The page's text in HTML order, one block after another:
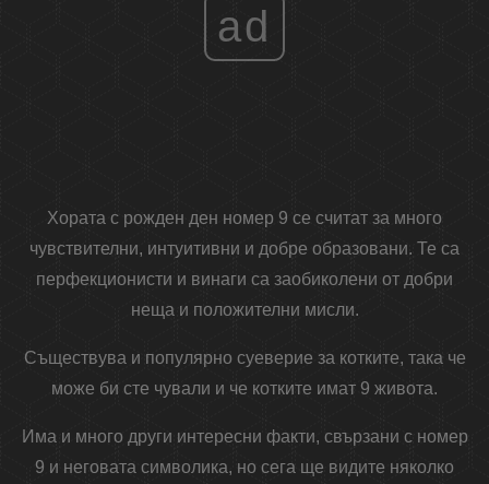
ad
Хората с рожден ден номер 9 се считат за много
чувствителни, интуитивни и добре образовани. Те са
перфекционисти и винаги са заобиколени от добри
неща и положителни мисли.
Съществува и популярно суеверие за котките, така че
може би сте чували и че котките имат 9 живота.
Има и много други интересни факти, свързани с номер
9 и неговата символика, но сега ще видите няколко